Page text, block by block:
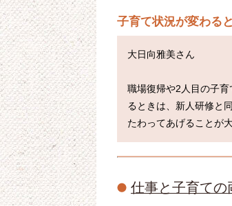
子育て状況が変わる
大日向雅美さん
職場復帰や2人目の子
るときは、新人研修と
仕事と子育ての